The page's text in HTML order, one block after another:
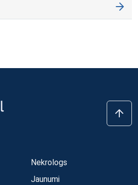
Nekrologs
Jaunumi